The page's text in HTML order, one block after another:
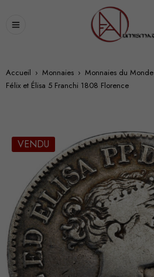
Accueil › Monnaies › Monnaies du Monde
Félix et Élisa 5 Franchi 1808 Florence
VENDU